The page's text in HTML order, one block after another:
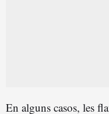
En alguns casos, les